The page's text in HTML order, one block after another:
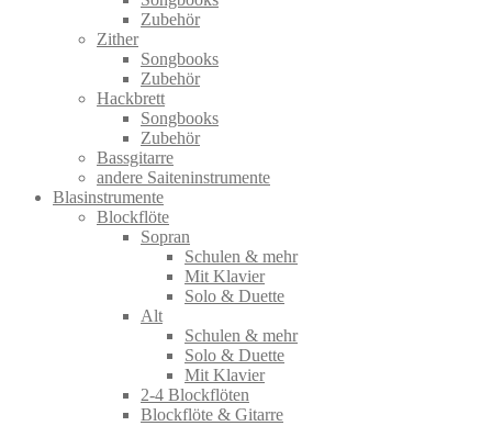
Zubehör
Zither
Songbooks
Zubehör
Hackbrett
Songbooks
Zubehör
Bassgitarre
andere Saiteninstrumente
Blasinstrumente
Blockflöte
Sopran
Schulen & mehr
Mit Klavier
Solo & Duette
Alt
Schulen & mehr
Solo & Duette
Mit Klavier
2-4 Blockflöten
Blockflöte & Gitarre